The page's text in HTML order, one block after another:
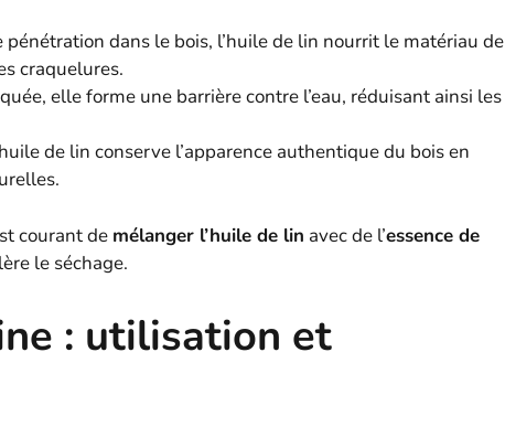
pénétration dans le bois, l’huile de lin nourrit le matériau de
craquelures.
elle forme une barrière contre l’eau, réduisant ainsi les
de lin conserve l’apparence authentique du bois en
courant de mélanger l’huile de lin avec de l’essence de
le séchage.
: utilisation et